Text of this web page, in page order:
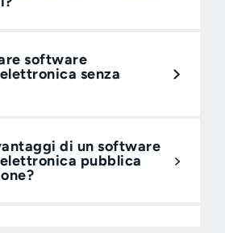
software
senza
di un software
pubblica